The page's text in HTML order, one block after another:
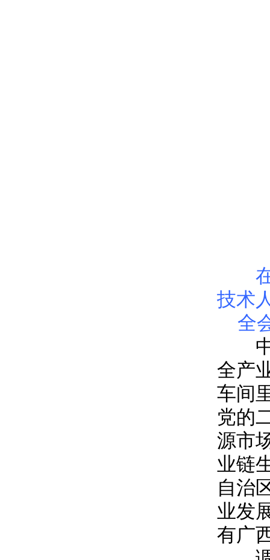
技术
全
中
全产
车间
党的
源市
业链
自治
业发
有广